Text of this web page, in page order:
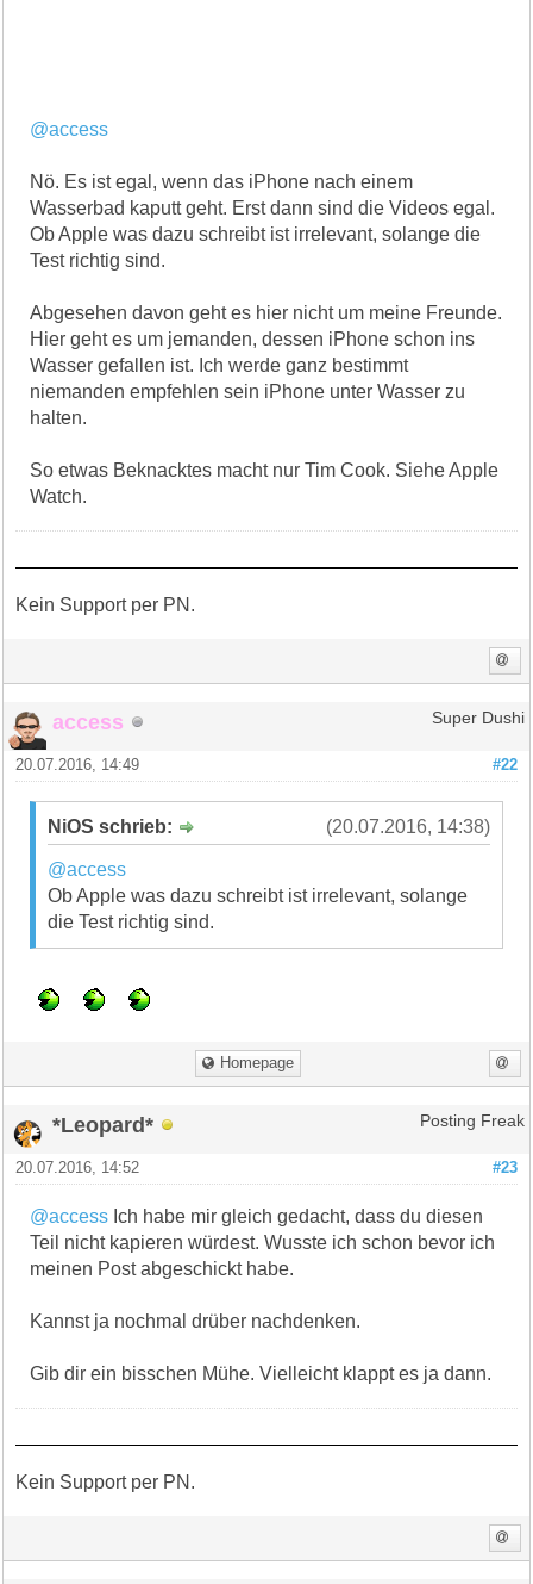
@access
Nö. Es ist egal, wenn das iPhone nach einem
Wasserbad kaputt geht. Erst dann sind die Videos egal.
Ob Apple was dazu schreibt ist irrelevant, solange die
Test richtig sind.
Abgesehen davon geht es hier nicht um meine Freunde.
Hier geht es um jemanden, dessen iPhone schon ins
Wasser gefallen ist. Ich werde ganz bestimmt
niemanden empfehlen sein iPhone unter Wasser zu
halten.
So etwas Beknacktes macht nur Tim Cook. Siehe Apple
Watch.
Kein Support per PN.
access Super Dushi
#22
20.07.2016, 14:49
(20.07.2016, 14:38)
NiOS schrieb:
@access
Ob Apple was dazu schreibt ist irrelevant, solange
die Test richtig sind.
Homepage
*Leopard* Posting Freak
#23
20.07.2016, 14:52
@access Ich habe mir gleich gedacht, dass du diesen
Teil nicht kapieren würdest. Wusste ich schon bevor ich
meinen Post abgeschickt habe.
Kannst ja nochmal drüber nachdenken.
Gib dir ein bisschen Mühe. Vielleicht klappt es ja dann.
Kein Support per PN.